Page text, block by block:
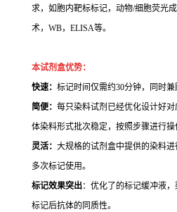
求，如胞内靶标标记，动物/细胞荧光
术，WB，ELISA等。
本试剂盒优势：
快速： 标记时间仅需约30分钟，同时兼
简便： 每只染料试剂已经优化设计好
体染料形式批次稳定，按照步骤进行操
灵活： 大规格的试剂盒中提供的染料
多次标记使用。
标记效果突出：优化了的标记缓冲液
标记后抗体的同质性。